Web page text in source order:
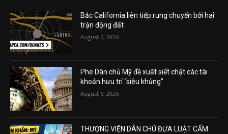
Bắc California liên tiếp rung chuyển bởi hai
trận động đất
August 6, 2026
Phe Dân chủ Mỹ đề xuất siết chặt các tài
khoản hưu trí “siêu khủng”
August 6, 2026
THƯỢNG VIỆN DÂN CHỦ ĐƯA LUẬT CẤM